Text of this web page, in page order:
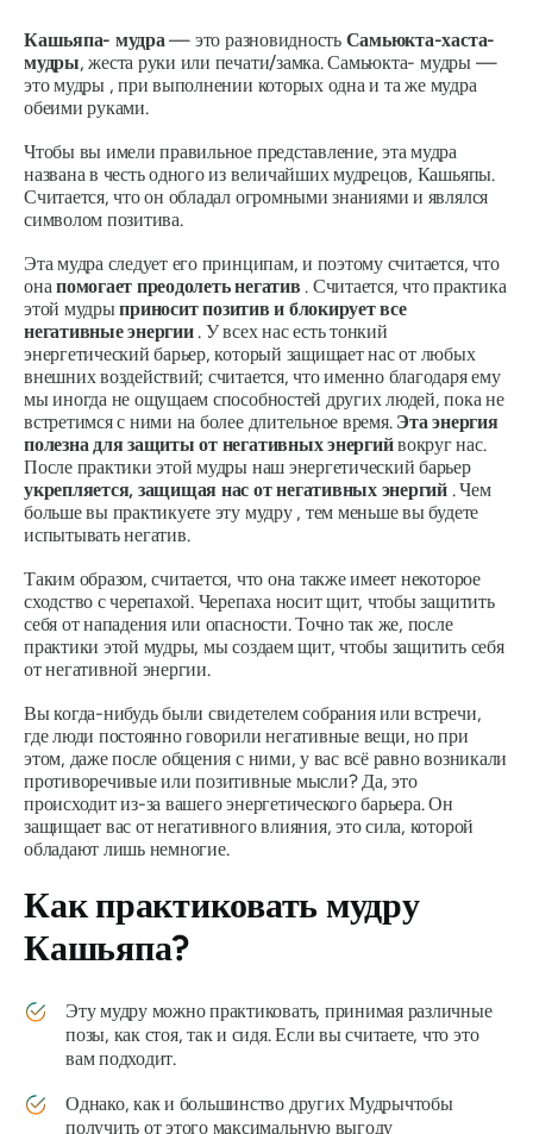
Кашьяпа- мудра— это разновидность Самьюкта-хаста-
мудры, жеста руки или печати/замка.Самьюкта- мудры—
этомудры , при выполнении которых одна и та же мудра
обеими руками.
Чтобы вы имели правильное представление, этамудра
названа в честь одного из величайших мудрецов, Кашьяпы.
Считается, что он обладал огромными знаниями и являлся
символом позитива.
Этамудраследует его принципам, и поэтому считается, что
онапомогает преодолеть негатив . Считается, что практика
этой мудрыприносит позитив и блокирует все
негативные энергии. У всех нас есть тонкий
энергетический барьер, который защищает нас от любых
внешних воздействий; считается, что именно благодаря ему
мы иногда не ощущаем способностей других людей, пока не
встретимся с ними на более длительное время. Эта энергия
полезна для защиты от негативных энергийвокруг нас.
После практики этоймудры наш энергетический барьер
укрепляется, защищая нас от негативных энергий. Чем
больше вы практикуете эту мудру, тем меньше вы будете
испытывать негатив.
Таким образом, считается, что она также имеет некоторое
сходство с черепахой. Черепаха носит щит, чтобы защитить
себя от нападения или опасности. Точно так же, после
практики этой мудры, мы создаем щит, чтобы защитить себя
от негативной энергии.
Вы когда-нибудь были свидетелем собрания или встречи,
где люди постоянно говорили негативные вещи, но при
этом, даже после общения с ними, у вас всё равно возникали
противоречивые или позитивные мысли? Да, это
происходит из-за вашего энергетического барьера. Он
защищает вас от негативного влияния, это сила, которой
обладают лишь немногие.
Как практиковать мудру
Кашьяпа?
Этумудруможно практиковать, принимая различные
позы, как стоя, так и сидя. Если вы считаете, что это
вам подходит.
Однако, как и большинство другихМудрычтобы
получить от этого максимальную выгоду